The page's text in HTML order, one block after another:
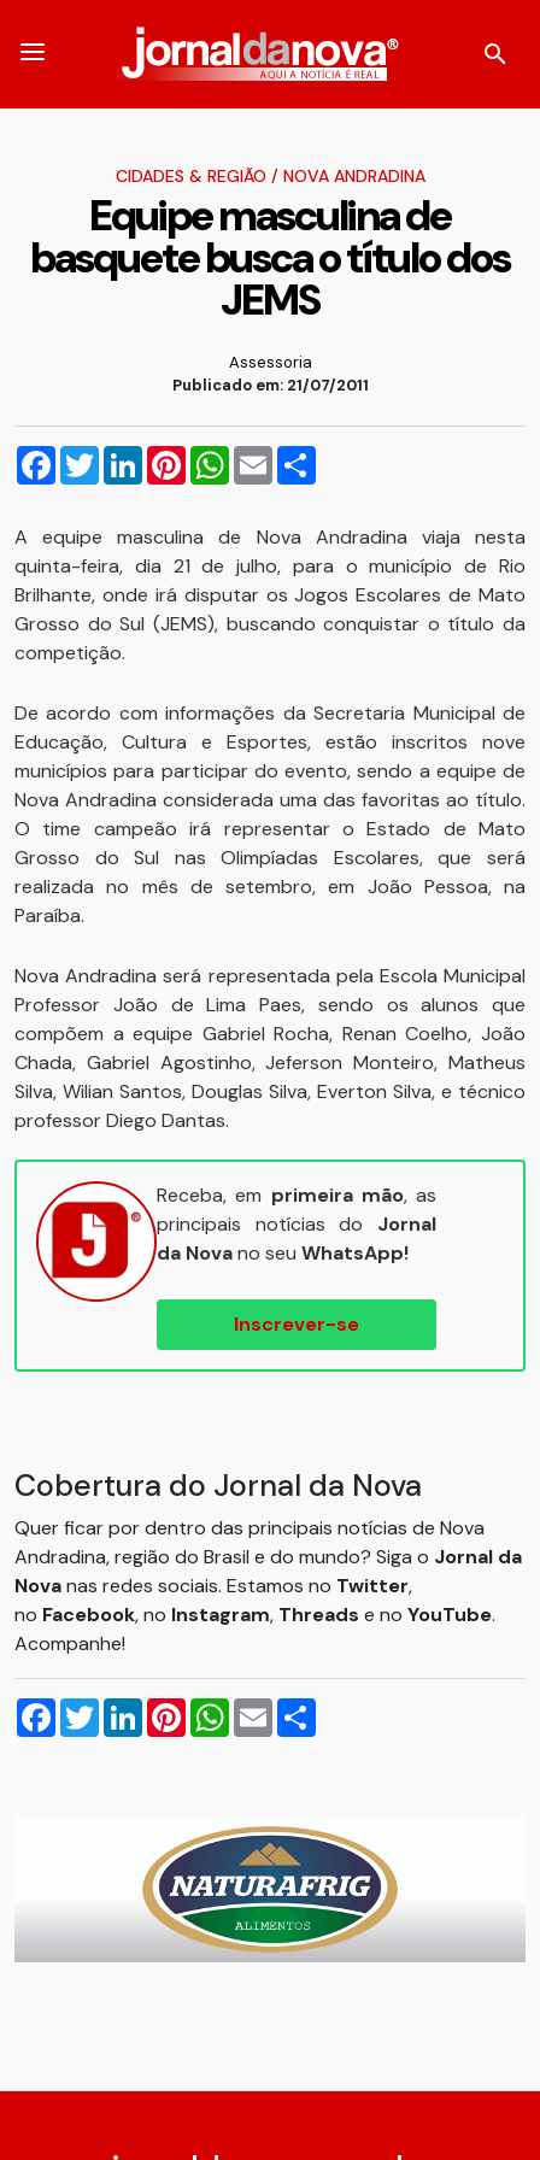
CIDADES & REGIÃO / NOVA ANDRADINA
Equipe masculina de
basquete busca o título dos
JEMS
Assessoria
Publicado em: 21/07/2011
Facebook
TwitterLinkedInPinterestWhatsApp
Email
A equipe masculina de Nova Andradina viaja nesta
quinta-feira, dia 21 de julho, para o município de Rio
Brilhante, onde irá disputar os Jogos Escolares de Mato
Grosso do Sul (JEMS), buscando conquistar o título da
competição.
De acordo com informações da Secretaria Municipal de
Educação, Cultura e Esportes, estão inscritos nove
municípios para participar do evento, sendo a equipe de
Nova Andradina considerada uma das favoritas ao título.
O time campeão irá representar o Estado de Mato
Grosso do Sul nas Olimpíadas Escolares, que será
realizada no mês de setembro, em João Pessoa, na
Paraíba.
Nova Andradina será representada pela Escola Municipal
Professor João de Lima Paes, sendo os alunos que
compõem a equipe Gabriel Rocha, Renan Coelho, João
Chada, Gabriel Agostinho, Jeferson Monteiro, Matheus
Silva, Wilian Santos, Douglas Silva, Everton Silva, e técnico
professor Diego Dantas.
Receba, em primeira mão, as
principais notícias do Jornal
da Novano seu WhatsApp!
Inscrever-se
Cobertura do Jornal da Nova
Quer ficar por dentro das principais notícias de Nova
Andradina, região do Brasil e do mundo? Siga o Jornal da
Novanas redes sociais. Estamos no Twitter,
no Facebook, no Instagram, Threads e no YouTube.
Acompanhe!
Facebook
TwitterLinkedInPinterestWhatsApp
Email